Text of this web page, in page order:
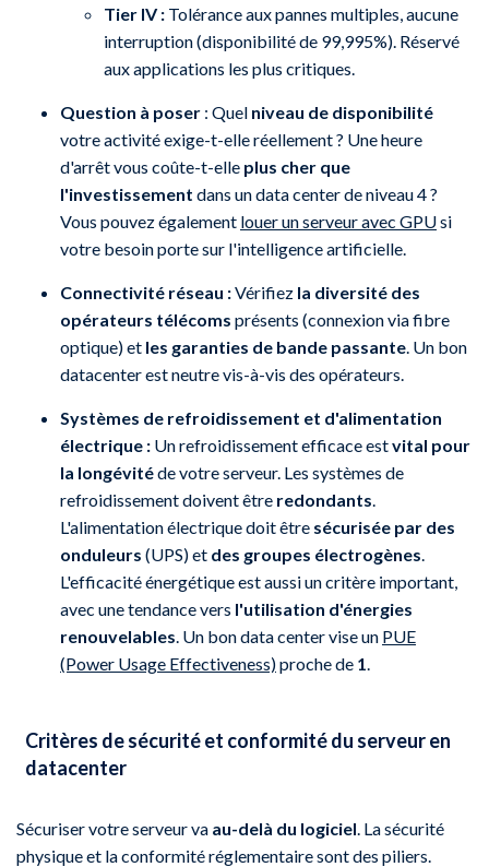
Tier IV : Tolérance aux pannes multiples, aucune
interruption (disponibilité de 99,995%). Réservé
aux applications les plus critiques.
Question à poser : Quel niveau de disponibilité
votre activité exige-t-elle réellement ? Une heure
d'arrêt vous coûte-t-elle plus cher que
l'investissement dans un data center de niveau 4 ?
Vous pouvez également louer un serveur avec GPUsi
votre besoin porte sur l'intelligence artificielle.
Connectivité réseau :Vérifiez la diversité des
opérateurs télécoms présents (connexion via fibre
optique) et les garanties de bande passante. Un bon
datacenter est neutre vis-à-vis des opérateurs.
Systèmes de refroidissement et d'alimentation
électrique : Un refroidissement efficace estvital pour
la longévitéde votre serveur. Les systèmes de
refroidissement doivent être redondants.
L'alimentation électrique doit être sécurisée par des
onduleurs (UPS) et des groupes électrogènes.
L'efficacité énergétique est aussi un critère important,
avec une tendance vers l'utilisation d'énergies
renouvelables. Un bon data center vise un PUE
(Power Usage Effectiveness)proche de 1.
Critères de sécurité et conformité du serveur en
datacenter
Sécuriser votre serveur va au-delà du logiciel. La sécurité
physique et la conformité réglementaire sont des piliers.